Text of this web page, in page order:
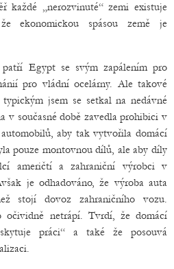
každé „nerozvinuté“ zemi existuje
ekonomickou spásou země je
Egypt se svým zapálením pro
pro vládní ocelárny. Ale takové
jsem se setkal na nedávné
v současné době zavedla prohibici v
aby tak vytvořila domácí
pouze montovnou dílů, ale aby díly
američtí a zahraniční výrobci v
je odhadováno, že výroba auta
stojí dovoz zahraničního vozu.
očividně netrápí. Tvrdí, že domácí
práci“ a také že posouvá